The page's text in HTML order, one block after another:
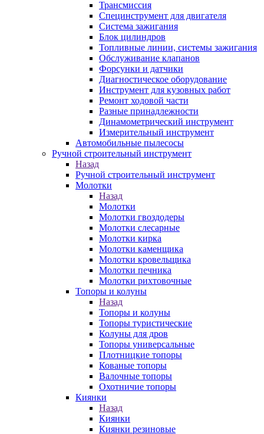
Трансмиссия
Специнструмент для двигателя
Система зажигания
Блок цилиндров
Топливные линии, системы зажигания
Обслуживание клапанов
Форсунки и датчики
Диагностическое оборудование
Инструмент для кузовных работ
Ремонт ходовой части
Разные принадлежности
Динамометрический инструмент
Измерительный инструмент
Автомобильные пылесосы
Ручной строительный инструмент
Назад
Ручной строительный инструмент
Молотки
Назад
Молотки
Молотки гвоздодеры
Молотки слесарные
Молотки кирка
Молотки каменщика
Молотки кровельщика
Молотки печника
Молотки рихтовочные
Топоры и колуны
Назад
Топоры и колуны
Топоры туристические
Колуны для дров
Топоры универсальные
Плотницкие топоры
Кованые топоры
Валочные топоры
Охотничие топоры
Киянки
Назад
Киянки
Киянки резиновые